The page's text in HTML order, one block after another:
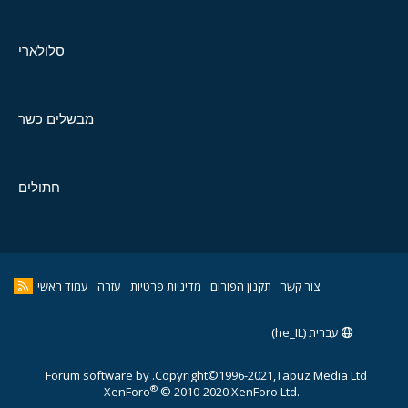
סלולארי
מבשלים כשר
חתולים
צור קשר תקנון הפורום מדיניות פרטיות עזרה עמוד ראשי
עברית (he_IL)
Copyright©1996-2021,Tapuz Media Ltd.
Forum software by
XenForo® © 2010-2020 XenForo Ltd.